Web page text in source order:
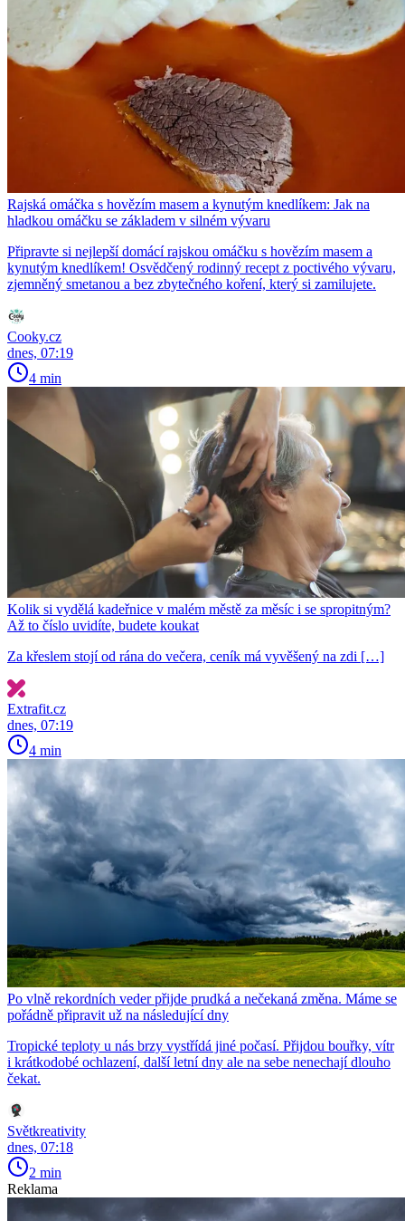
Rajská omáčka s hovězím masem a kynutým knedlíkem: Jak na
hladkou omáčku se základem v silném vývaru
Připravte si nejlepší domácí rajskou omáčku s hovězím masem a
kynutým knedlíkem! Osvědčený rodinný recept z poctivého vývaru,
zjemněný smetanou a bez zbytečného koření, který si zamilujete.
Cooky.cz
dnes, 07:19
4 min
Kolik si vydělá kadeřnice v malém městě za měsíc i se spropitným?
Až to číslo uvidíte, budete koukat
Za křeslem stojí od rána do večera, ceník má vyvěšený na zdi […]
Extrafit.cz
dnes, 07:19
4 min
Po vlně rekordních veder přijde prudká a nečekaná změna. Máme se
pořádně připravit už na následující dny
Tropické teploty u nás brzy vystřídá jiné počasí. Přijdou bouřky, vítr
i krátkodobé ochlazení, další letní dny ale na sebe nenechají dlouho
čekat.
Světkreativity
dnes, 07:18
2 min
Reklama